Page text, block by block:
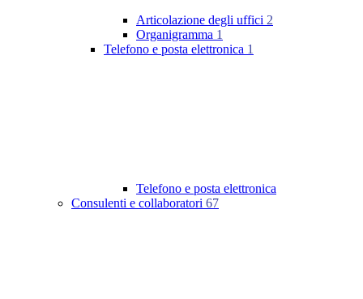
Articolazione degli uffici 2
Organigramma 1
Telefono e posta elettronica 1
Telefono e posta elettronica
Consulenti e collaboratori 67